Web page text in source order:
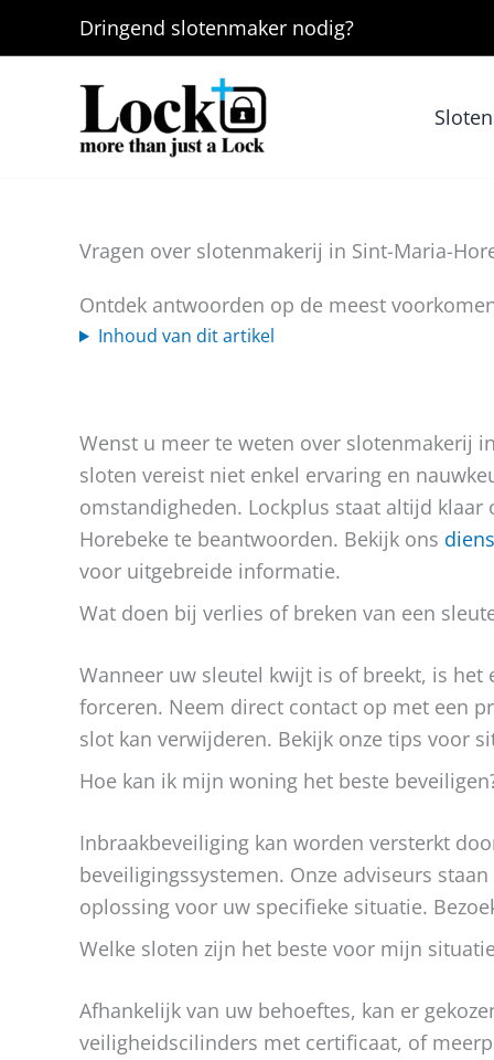
Dringend slotenmaker nodig?
Vragen over slotenmakerij in Sint-Maria-
Ontdek antwoorden op de meest
Inhoud van dit artikel
Wenst u meer te weten over slotenmakerij
sloten vereist niet enkel ervaring en
omstandigheden. Lockplus staat altijd
Horebeke te beantwoorden. Bekijk ons
voor uitgebreide informatie.
Wat doen bij verlies of breken van een
Wanneer uw sleutel kwijt is of breekt, is
forceren. Neem direct contact op met een
slot kan verwijderen. Bekijk onze tips voor
Hoe kan ik mijn woning het beste
Inbraakbeveiliging kan worden versterkt
beveiligingssystemen. Onze adviseurs
oplossing voor uw specifieke situatie.
Welke sloten zijn het beste voor mijn
Afhankelijk van uw behoeftes, kan er
veiligheidscilinders met certificaat, of